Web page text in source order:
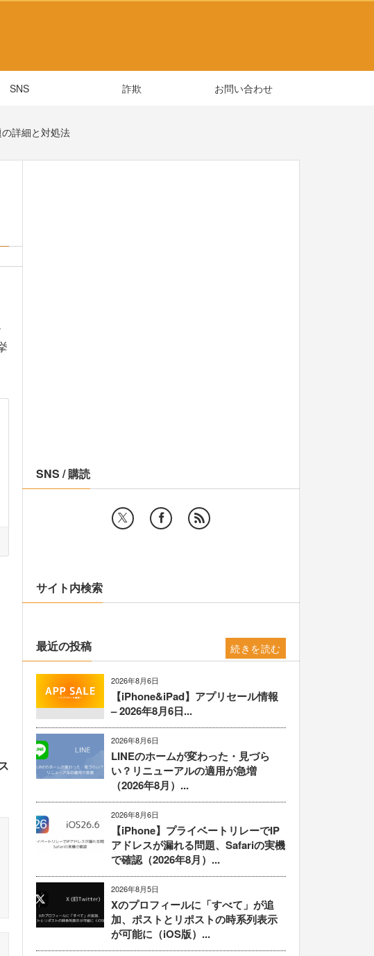
SNS 詐欺 お問い合わせ
詳細と対処法
SNS / 購読
サイト内検索
最近の投稿
2026年8月6日
【iPhone&iPad】アプリセール情報
– 2026年8月6日...
2026年8月6日
LINEのホームが変わった・見づら
い？リニューアルの適用が急増
（2026年8月）...
2026年8月6日
【iPhone】プライベートリレーでIP
アドレスが漏れる問題、Safariの実機
で確認（2026年8月）...
2026年8月5日
Xのプロフィールに「すべて」が追
加、ポストとリポストの時系列表示
が可能に（iOS版）...
続きを読む